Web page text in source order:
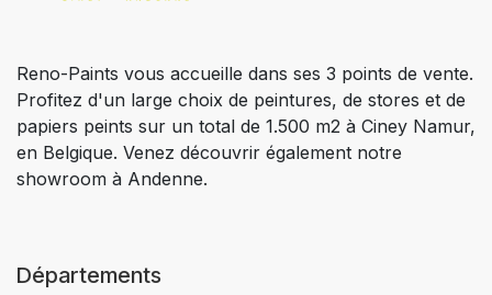
Reno-Paints vous accueille dans ses 3 points de vente.
Profitez d'un large choix de peintures, de stores et de
papiers peints sur un total de 1.500 m2 à Ciney Namur,
en Belgique. Venez découvrir également notre
showroom à Andenne.
Départements